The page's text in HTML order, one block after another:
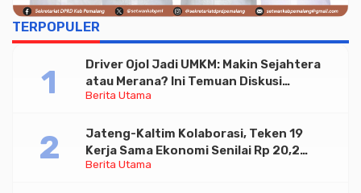
TERPOPULER
Berita Utama
Driver Ojol Jadi UMKM: Makin Sejahtera
atau Merana? Ini Temuan Diskusi
Paramadina
Berita Utama
Jateng-Kaltim Kolaborasi, Teken 19
Kerja Sama Ekonomi Senilai Rp 20,2
Triliun